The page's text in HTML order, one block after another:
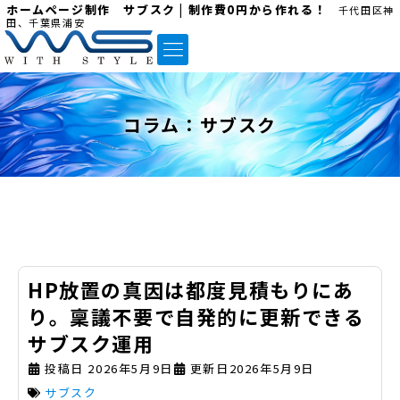
ホームページ制作 サブスク | 制作費0円から作れる！
千代田区神
田、千葉県浦安
コラム：サブスク
HP放置の真因は都度見積もりにあ
り。稟議不要で自発的に更新できる
サブスク運用
投稿日 2026年5月9日
更新日2026年5月9日
サブスク